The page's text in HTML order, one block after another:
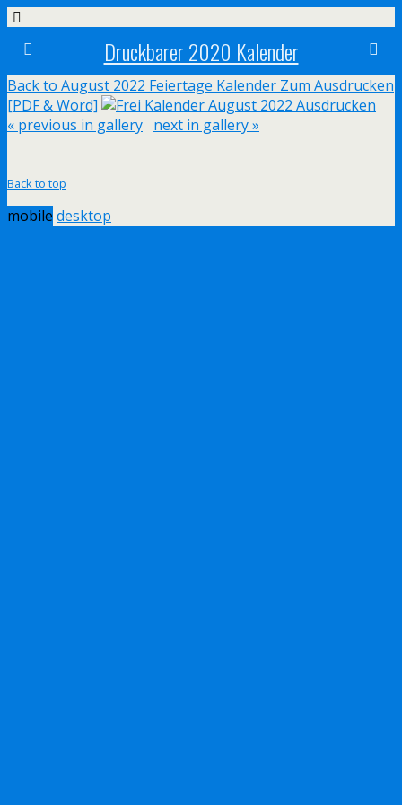
Druckbarer 2020 Kalender
Back to August 2022 Feiertage Kalender Zum Ausdrucken
[PDF & Word]
« previous in gallery next in gallery »
Back to top
mobile desktop